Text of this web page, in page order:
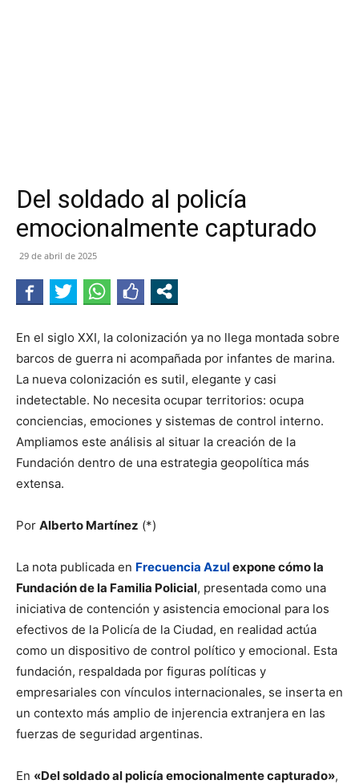
Del soldado al policía
emocionalmente capturado
29 de abril de 2025
En el siglo XXI, la colonización ya no llega montada sobre
barcos de guerra ni acompañada por infantes de marina.
La nueva colonización es sutil, elegante y casi
indetectable. No necesita ocupar territorios: ocupa
conciencias, emociones y sistemas de control interno.
Ampliamos este análisis al situar la creación de la
Fundación dentro de una estrategia geopolítica más
extensa.
Por Alberto Martínez (*)
La nota publicada en Frecuencia Azulexpone cómo la
Fundación de la Familia Policial, presentada como una
iniciativa de contención y asistencia emocional para los
efectivos de la Policía de la Ciudad, en realidad actúa
como un dispositivo de control político y emocional. Esta
fundación, respaldada por figuras políticas y
empresariales con vínculos internacionales, se inserta en
un contexto más amplio de injerencia extranjera en las
fuerzas de seguridad argentinas.
En «Del soldado al policía emocionalmente capturado»,